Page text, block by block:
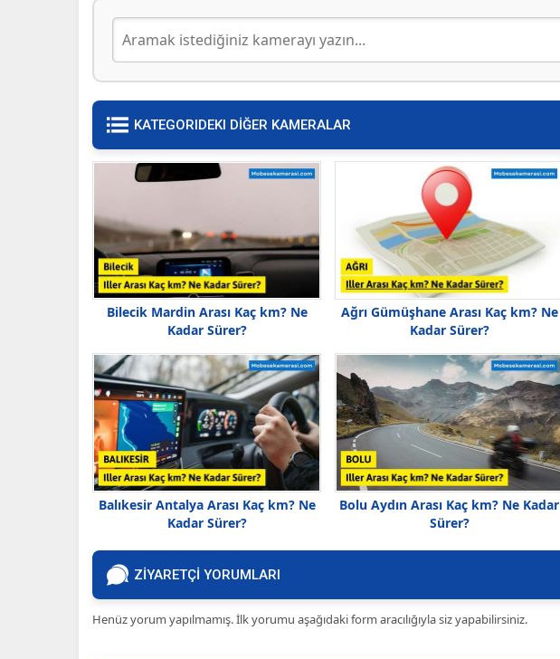
KATEGORIDEKI DİĞER KAMERALAR
Bilecik Mardin Arası Kaç km? Ne
Kadar Sürer?
Ağrı Gümüşhane Arası Kaç km? Ne
Kadar Sürer?
Balıkesir Antalya Arası Kaç km? Ne
Kadar Sürer?
Bolu Aydın Arası Kaç km? Ne Kadar
Sürer?
ZİYARETÇİ YORUMLARI
Henüz yorum yapılmamış. İlk yorumu aşağıdaki form aracılığıyla siz yapabilirsiniz.